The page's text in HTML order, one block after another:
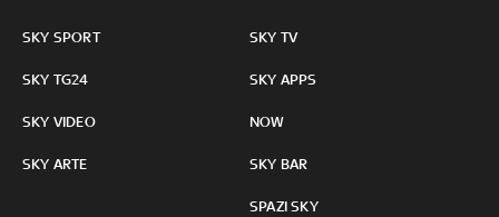
SKY SPORT
SKY TG24
SKY VIDEO
SKY ARTE
SKY TV
SKY APPS
NOW
SKY BAR
SPAZI SKY